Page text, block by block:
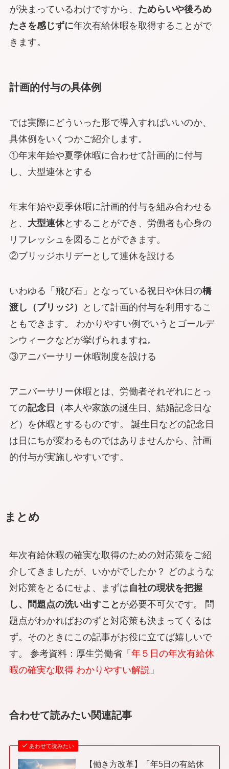
が決まっているわけですから、 ためらいや後ろめ
たさを感じずに年次有給休暇を取得することがで
きます。
計画的付与の具体例
では実際にどういった形で導入すればいいのか、
具体例をいくつかご紹介します。
①年末年始や夏季休暇に合わせて計画的に付与
し、大型連休とする
年末年始や夏季休暇に計画的付与を組み合わせる
と、 大型連休とすることができ、労働者も心身の
リフレッシュを図ることができます。
②ブリッジホリデーとして連休を設ける
いわゆる「飛び石」となっている祝日や休日の橋
渡し（ブリッジ）
として計画的付与を利用するこ
ともできます。 わかりやすい例でいうとゴールデ
ンウィークなどが挙げられますね。
③アニバーサリー休暇制度を設ける
アニバーサリー休暇とは、労働者それぞれにとっ
ての記念日
（本人や家族の誕生日、結婚記念日な
ど）を休暇とするものです。 誕生日などの記念日
は日にちが変わるものではありませんから、計画
的付与が実施しやすいです。
まとめ
年次有給休暇の確実な取得のための対応策をご紹
介してきましたが、いかがでしたか？ どのような
対応策をとるにせよ、まずは自社の現状を把握
し、問題点の洗い出すこと が必要不可欠です。 問
題点がわかればおのずと対応策も決まってくるは
ず。そのときにこの記事がお役に立てば嬉しいで
す。 参考資料：厚生労働省「 年５日の年次有給休
暇の確実な取得 わかりやすい解説 」
合わせて読みたい関連記事
あわせて読みたい
【働き方改革】「年5日の有給休